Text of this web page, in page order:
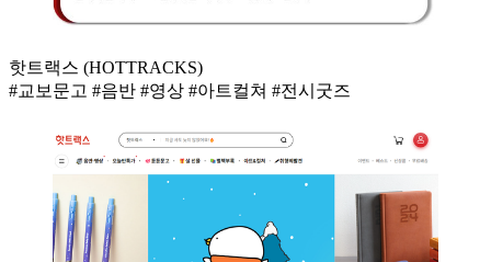
핫트랙스 (HOTTRACKS)
#교보문고 #음반 #영상 #아트컬쳐 #전시굿즈